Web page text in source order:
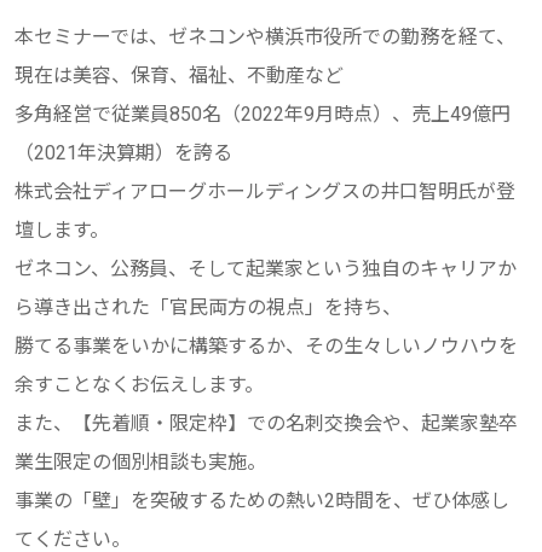
本セミナーでは、ゼネコンや横浜市役所での勤務を経て、
現在は美容、保育、福祉、不動産など
多角経営で従業員850名（2022年9月時点）、売上49億円
（2021年決算期）を誇る
株式会社ディアローグホールディングスの井口智明氏が登
壇します。
ゼネコン、公務員、そして起業家という独自のキャリアか
ら導き出された「官民両方の視点」を持ち、
勝てる事業をいかに構築するか、その生々しいノウハウを
余すことなくお伝えします。
また、【先着順・限定枠】での名刺交換会や、起業家塾卒
業生限定の個別相談も実施。
事業の「壁」を突破するための熱い2時間を、ぜひ体感し
てください。